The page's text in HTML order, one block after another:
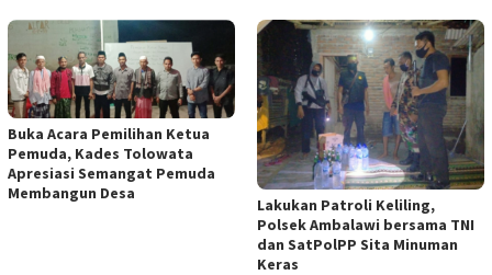
Buka Acara Pemilihan Ketua
Pemuda, Kades Tolowata
Apresiasi Semangat Pemuda
Membangun Desa
Lakukan Patroli Keliling,
Polsek Ambalawi bersama TNI
dan SatPolPP Sita Minuman
Keras